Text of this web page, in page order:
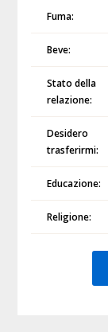
Fuma:
Beve:
Stato della
relazione:
Desidero
trasferirmi:
Educazione:
Religione: